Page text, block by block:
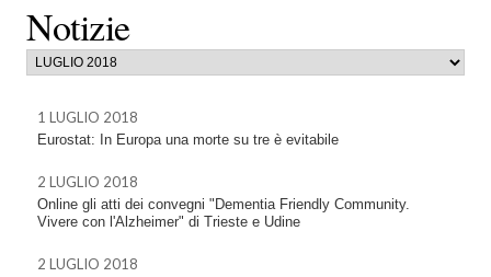
Notizie
1 LUGLIO 2018
Eurostat: In Europa una morte su tre è evitabile
2 LUGLIO 2018
Online gli atti dei convegni "Dementia Friendly Community.
Vivere con l'Alzheimer" di Trieste e Udine
2 LUGLIO 2018